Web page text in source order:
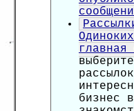
главная
бизнес